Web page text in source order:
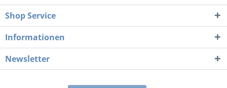
Shop Service
Informationen
Newsletter